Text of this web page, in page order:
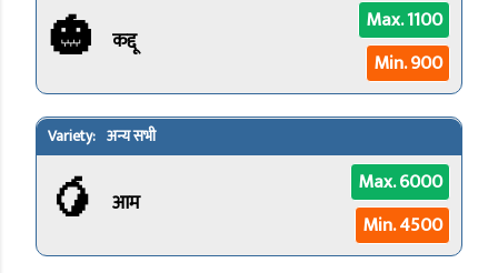
🎃 कद्दू
Max. 1100
Min. 900
अन्य सभी
🥭 आम
Max. 6000
Min. 4500